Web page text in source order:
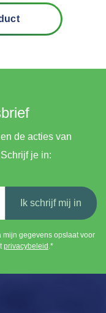
Ik schrijf mij in
mijn gegevens opslaat voor
privacybeleid .*
de acties van
je in: